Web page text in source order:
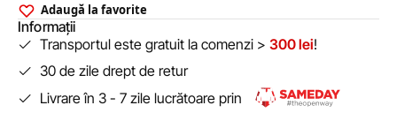
Adaugă la favorite
Informații
Transportul este gratuit la comenzi > 300 lei!
30 de zile drept de retur
Livrare în 3 - 7 zile lucrătoare prin